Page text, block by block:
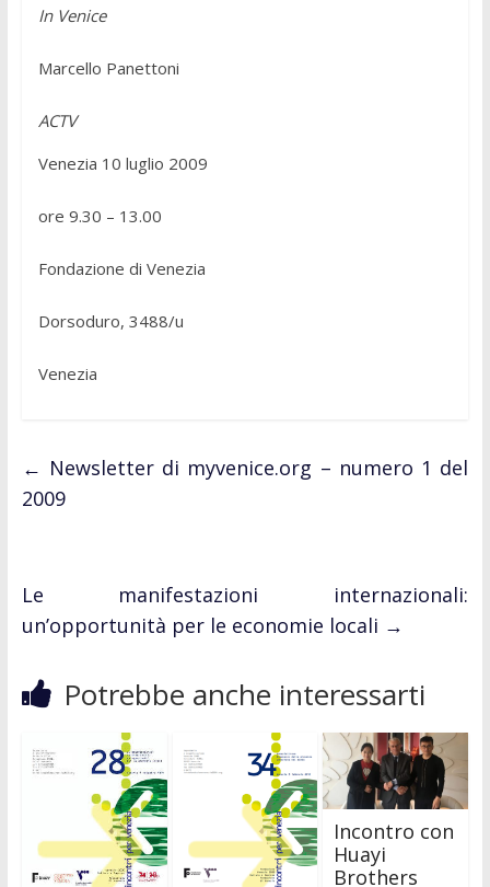
In Venice
Marcello Panettoni
ACTV
Venezia 10 luglio 2009
ore 9.30 – 13.00
Fondazione di Venezia
Dorsoduro, 3488/u
Venezia
← Newsletter di myvenice.org – numero 1 del
2009
Le manifestazioni internazionali:
un’opportunità per le economie locali →
Potrebbe anche interessarti
Incontro con
Huayi
Brothers